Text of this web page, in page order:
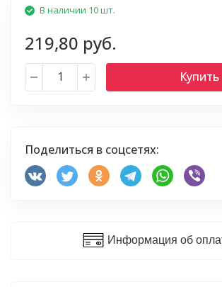
В наличии 10 шт.
219,80 руб.
Купить
Поделиться в соцсетях:
Информация об